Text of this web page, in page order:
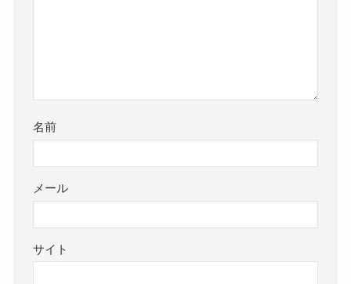
名前
メール
サイト